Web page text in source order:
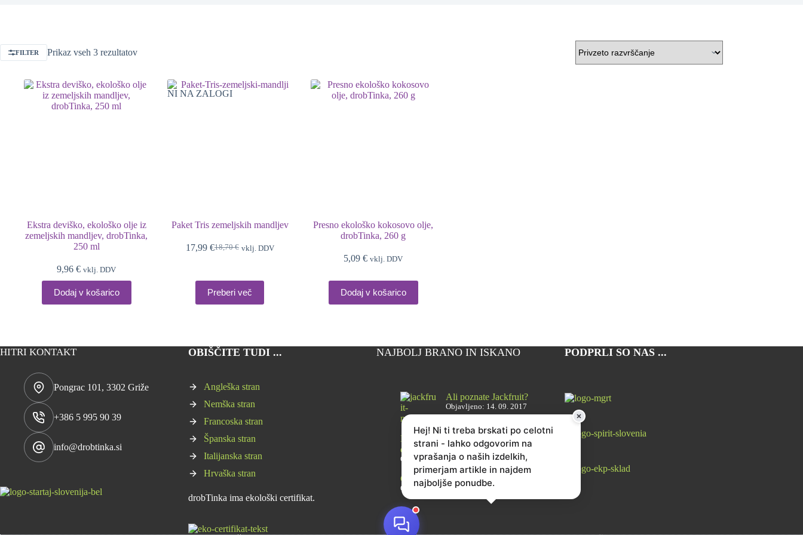
FILTER Prikaz vseh 3 rezultatov
Ekstra deviško, ekološko olje iz
zemeljskih mandljev, drobTinka,
250 ml
9,96€ vklj. DDV
Dodaj v košarico
NI NA ZALOGI
Paket Tris zemeljskih mandljev
18,70€
Izvirna
bila:
18,70 €.
17,99 €Trenutna
17,99 €.
vklj. DDV
Preberi več
Presno ekološko kokosovo olje,
drobTinka, 260 g
5,09€ vklj. DDV
Dodaj v košarico
HITRI KONTAKT
Pongrac 101, 3302 Griže
+386 5 995 90 39
info@drobtinka.si
OBIŠČITE TUDI ...
Angleška stran
Nemška stran
Francoska stran
Španska stran
Italijanska stran
Hrvaška stran
drobTinka ima ekološki certifikat.
NAJBOLJ BRANO IN ISKANO
Ali poznate Jackfruit?
Objavljeno: 14. 09. 2017
Brusnice – 6 razlogov, zakaj jih je
dobro imeti vedno pri roki
Objavljeno: 28. 02. 2021
Cikorija: zdrav kavni nadomestek
Objavljeno: 22. 02. 2022
PODPRLI SO NAS ...
Hej! Ni ti treba brskati po celotni
strani - lahko odgovorim na
vprašanja o naših izdelkih,
primerjam artikle in najdem
najboljše ponudbe.